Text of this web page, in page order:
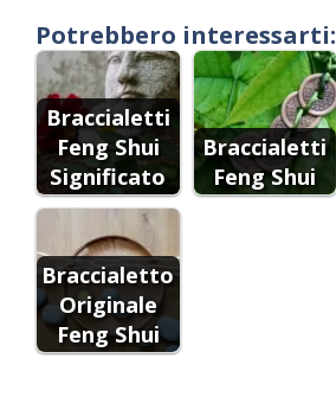
Potrebbero interessarti:
Braccialetti
Feng Shui
Significato
Braccialetti
Feng Shui
Braccialetto
Originale
Feng Shui